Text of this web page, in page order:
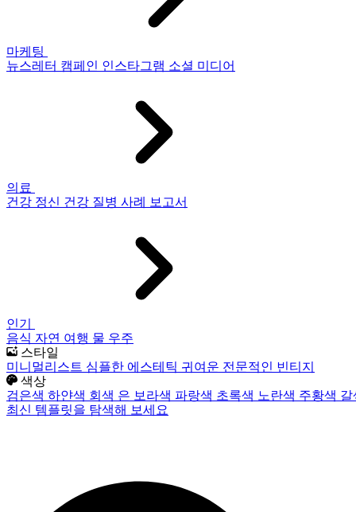
마케팅
뉴스레터 캠페인 인스타그램 소셜 미디어
의료
건강 정신 건강 질병 사례 보고서
인기
음식 자연 여행 물 우주
스타일
미니멀리스트 심플한 에스테틱 귀여운 전문적인 빈티지
색상
검은색 하얀색 회색 은 보라색 파랑색 초록색 노란색 주황색
최신 템플릿을 탐색해 보세요